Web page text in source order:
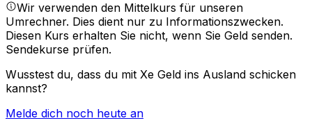
Wir verwenden den Mittelkurs für unseren
Umrechner. Dies dient nur zu Informationszwecken.
Diesen Kurs erhalten Sie nicht, wenn Sie Geld senden.
Sendekurse prüfen.
Wusstest du, dass du mit Xe Geld ins Ausland schicken
kannst?
Melde dich noch heute an